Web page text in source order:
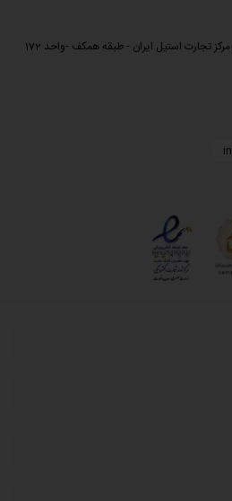
تجارت استیل ایران - طبقه همکف -واحد 172